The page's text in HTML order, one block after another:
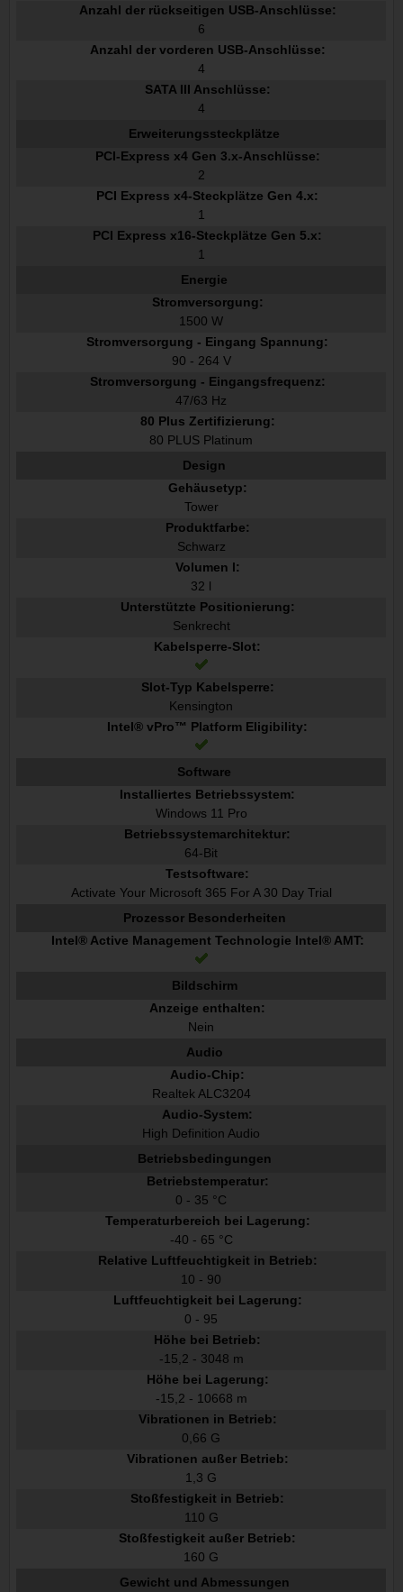
Anzahl der rückseitigen USB-Anschlüsse:
6
Anzahl der vorderen USB-Anschlüsse:
4
SATA III Anschlüsse:
4
Erweiterungssteckplätze
PCI-Express x4 Gen 3.x-Anschlüsse:
2
PCI Express x4-Steckplätze Gen 4.x:
1
PCI Express x16-Steckplätze Gen 5.x:
1
Energie
Stromversorgung:
1500 W
Stromversorgung - Eingang Spannung:
90 - 264 V
Stromversorgung - Eingangsfrequenz:
47/63 Hz
80 Plus Zertifizierung:
80 PLUS Platinum
Design
Gehäusetyp:
Tower
Produktfarbe:
Schwarz
Volumen l:
32 l
Unterstützte Positionierung:
Senkrecht
Kabelsperre-Slot:
Slot-Typ Kabelsperre:
Kensington
Intel® vPro™ Platform Eligibility:
Software
Installiertes Betriebssystem:
Windows 11 Pro
Betriebssystemarchitektur:
64-Bit
Testsoftware:
Activate Your Microsoft 365 For A 30 Day Trial
Prozessor Besonderheiten
Intel® Active Management Technologie Intel® AMT:
Bildschirm
Anzeige enthalten:
Nein
Audio
Audio-Chip:
Realtek ALC3204
Audio-System:
High Definition Audio
Betriebsbedingungen
Betriebstemperatur:
0 - 35 °C
Temperaturbereich bei Lagerung:
-40 - 65 °C
Relative Luftfeuchtigkeit in Betrieb:
10 - 90
Luftfeuchtigkeit bei Lagerung:
0 - 95
Höhe bei Betrieb:
-15,2 - 3048 m
Höhe bei Lagerung:
-15,2 - 10668 m
Vibrationen in Betrieb:
0,66 G
Vibrationen außer Betrieb:
1,3 G
Stoßfestigkeit in Betrieb:
110 G
Stoßfestigkeit außer Betrieb:
160 G
Gewicht und Abmessungen